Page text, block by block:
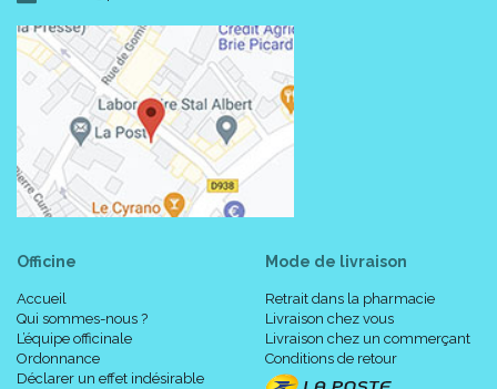
Officine
Accueil
Qui sommes-nous ?
L’équipe officinale
Ordonnance
Déclarer un effet indésirable
Mode de livraison
Retrait dans la pharmacie
Livraison chez vous
Livraison chez un commerçant
Conditions de retour